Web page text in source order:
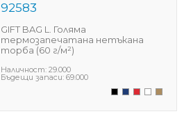
92583
GIFT BAG L. Голяма
термозапечатана нетъкана
торба (60 г/м²)
Наличност: 29.000
Бъдещи запаси: 69.000